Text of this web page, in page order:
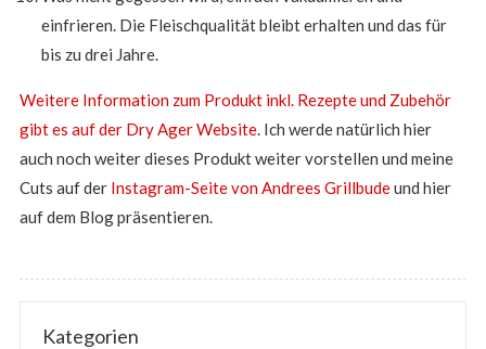
einfrieren. Die Fleischqualität bleibt erhalten und das für
bis zu drei Jahre.
Weitere Information zum Produkt inkl. Rezepte und Zubehör
gibt es auf der Dry Ager Website. Ich werde natürlich hier
auch noch weiter dieses Produkt weiter vorstellen und meine
Cuts auf der Instagram-Seite von Andrees Grillbudeund hier
auf dem Blog präsentieren.
Kategorien